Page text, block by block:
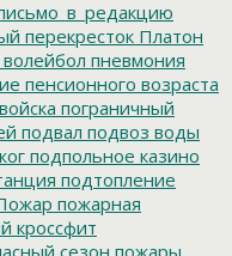
перекресток Платон
пневмония
пенсионного возраста
пограничный
подвал подвоз воды
подпольное казино
подтопление
пожарная
кроссфит
сезон пожары